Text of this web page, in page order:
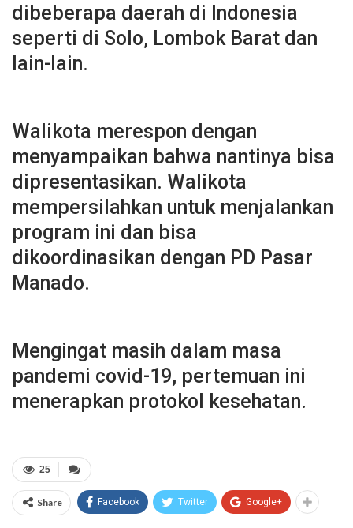
dibeberapa daerah di Indonesia
seperti di Solo, Lombok Barat dan
lain-lain.
Walikota merespon dengan
menyampaikan bahwa nantinya bisa
dipresentasikan. Walikota
mempersilahkan untuk menjalankan
program ini dan bisa
dikoordinasikan dengan PD Pasar
Manado.
Mengingat masih dalam masa
pandemi covid-19, pertemuan ini
menerapkan protokol kesehatan.
25
Share Facebook Twitter Google+